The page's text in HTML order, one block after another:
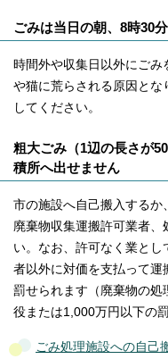
ごみは当日の朝、8時30
時間外や収集日以外にご
や猫に荒らされる原因とな
してください。
粗大ごみ（1辺の長さが
積所へ出せません
市の施設へ自己搬入する
廃棄物収集運搬許可業者、
い。なお、許可なく業と
者以外に対価を支払って運
罰せられます（廃棄物の
役または1,000万円以下の
ごみ処理施設への自己